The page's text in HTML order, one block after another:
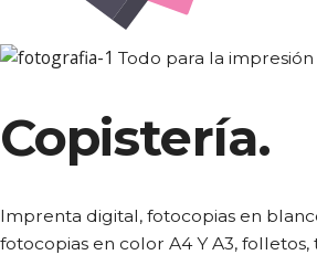
Todo para la impresión
Copistería.
Imprenta digital, fotocopias en
fotocopias en color A4 Y A3, folletos,